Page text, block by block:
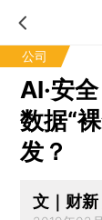
公司
AI·安
数据“
发？
文｜财新